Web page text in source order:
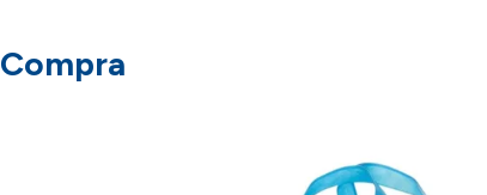
a luz se apagará.
serve para aumentar o volume, basta segurar o botão).